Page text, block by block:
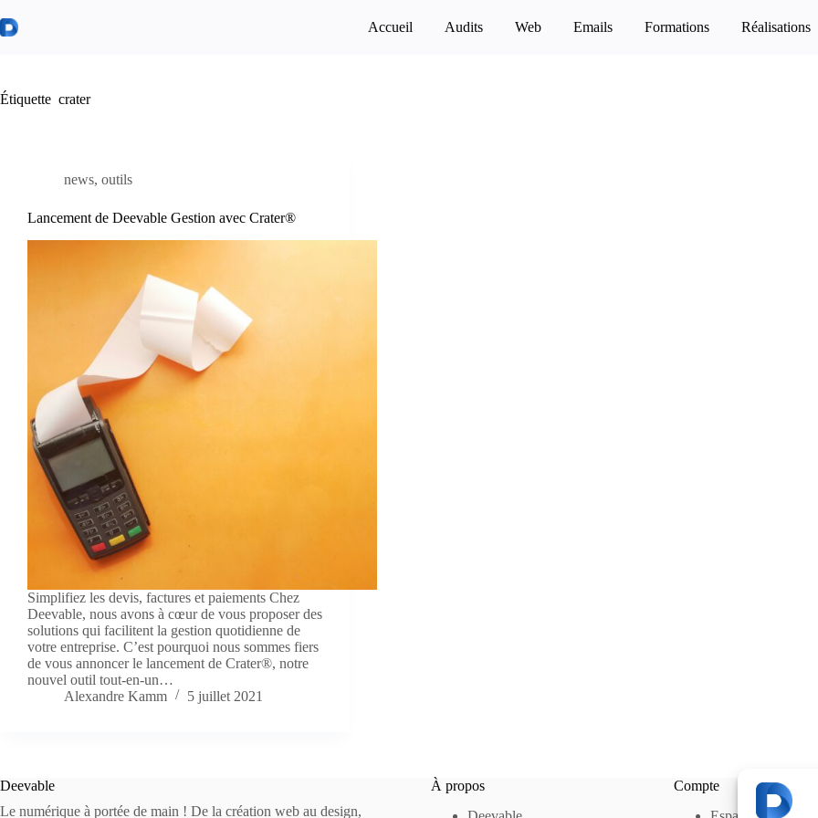
au
contenu
Accueil Audits Web Emails Formations Réalisations
Étiquette crater
news, outils
Lancement de Deevable Gestion avec Crater®
Simplifiez les devis, factures et paiements Chez
Deevable, nous avons à cœur de vous proposer des
solutions qui facilitent la gestion quotidienne de
votre entreprise. C’est pourquoi nous sommes fiers
de vous annoncer le lancement de Crater®, notre
nouvel outil tout-en-un…
Alexandre Kamm
5 juillet 2021
Deevable
Le numérique à portée de main ! De la création web au design,
À propos
Compte